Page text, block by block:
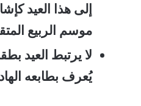
إلى هذا العيد
موسم الربيع
لا يرتبط العيد
يُعرف بطابعه